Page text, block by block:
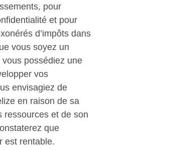
pour
et pour
d’impôts dans
vous soyez un
possédiez une
vos
envisagiez de
en raison de sa
ressources et de son
que
est rentable.